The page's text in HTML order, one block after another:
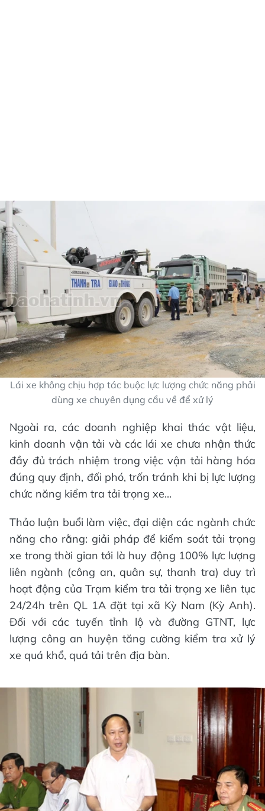
Lái xe không chịu hợp tác buộc lực lượng chức năng phải
dùng xe chuyên dụng cẩu về để xử lý
Ngoài ra, các doanh nghiệp khai thác vật liệu,
kinh doanh vận tải và các lái xe chưa nhận thức
đầy đủ trách nhiệm trong việc vận tải hàng hóa
đúng quy định, đối phó, trốn tránh khi bị lực lượng
chức năng kiểm tra tải trọng xe...
Thảo luận buổi làm việc, đại diện các ngành chức
năng cho rằng: giải pháp để kiểm soát tải trọng
xe trong thời gian tới là huy động 100% lực lượng
liên ngành (công an, quân sự, thanh tra) duy trì
hoạt động của Trạm kiểm tra tải trọng xe liên tục
24/24h trên QL 1A đặt tại xã Kỳ Nam (Kỳ Anh).
Đối với các tuyến tỉnh lộ và đường GTNT, lực
lượng công an huyện tăng cường kiểm tra xử lý
xe quá khổ, quá tải trên địa bàn.